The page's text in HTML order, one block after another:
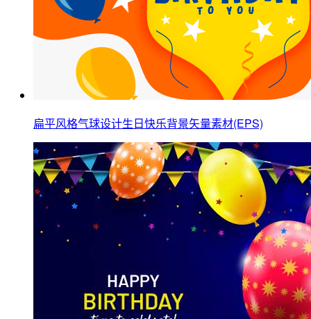
扁平风格气球设计生日快乐背景矢量素材(EPS)